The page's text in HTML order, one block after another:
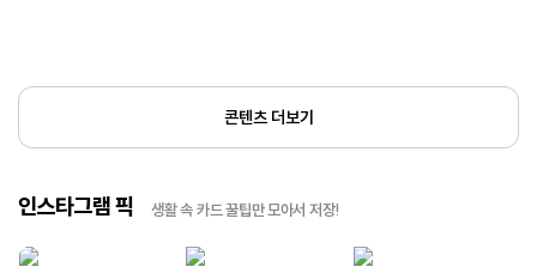
콘텐츠 더보기
인스타그램 픽 생활 속 카드 꿀팁만 모아서 저장!